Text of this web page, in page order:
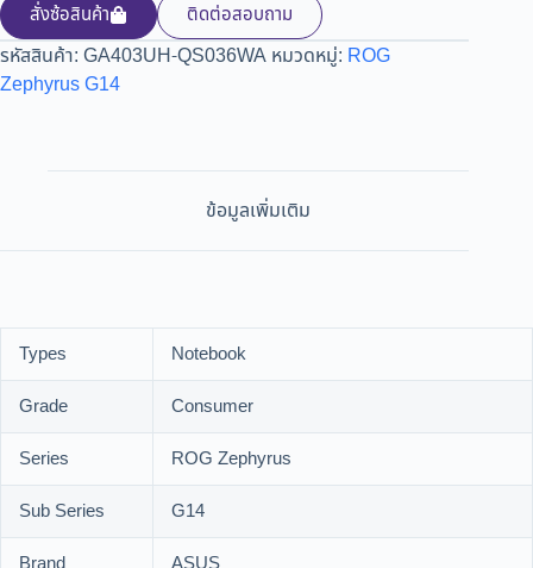
สั่งซ้อสินค้า
ติดต่อสอบถาม
รหัสสินค้า: GA403UH-QS036WA หมวดหมู่: ROG
Zephyrus G14
ข้อมูลเพิ่มเติม
Types
Notebook
Grade
Consumer
Series
ROG Zephyrus
Sub Series
G14